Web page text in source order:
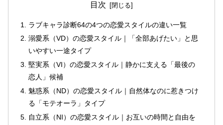
目次
ラブキャラ診断64の4つの恋愛スタイルの違い一覧
溺愛系（VD）の恋愛スタイル｜「全部あげたい」と思
いやすい一途タイプ
堅実系（VI）の恋愛スタイル｜静かに支える「最後の
恋人」候補
魅惑系（ND）の恋愛スタイル｜自然体なのに惹きつけ
る「モテオーラ」タイプ
自立系（NI）の恋愛スタイル｜お互いの時間と自由を